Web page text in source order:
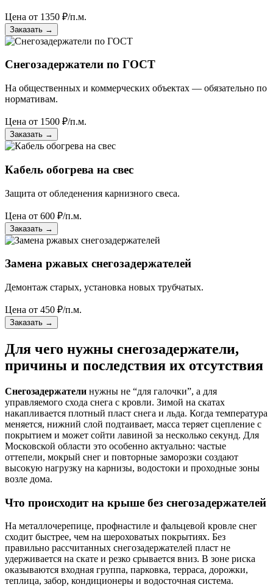
Цена от 1350 ₽/п.м.
Заказать →
Снегозадержатели по ГОСТ
На общественных и коммерческих объектах — обязательно по
нормативам.
Цена от 1500 ₽/п.м.
Заказать →
Кабель обогрева на свес
Защита от обледенения карнизного свеса.
Цена от 600 ₽/п.м.
Заказать →
Замена ржавых снегозадержателей
Демонтаж старых, установка новых трубчатых.
Цена от 450 ₽/п.м.
Заказать →
Для чего нужны снегозадержатели,
причины и последствия их отсутствия
Снегозадержатели нужны не “для галочки”, а для
управляемого схода снега с кровли. Зимой на скатах
накапливается плотный пласт снега и льда. Когда температура
меняется, нижний слой подтаивает, масса теряет сцепление с
покрытием и может сойти лавиной за несколько секунд. Для
Московской области это особенно актуально: частые
оттепели, мокрый снег и повторные заморозки создают
высокую нагрузку на карнизы, водостоки и проходные зоны
возле дома.
Что происходит на крыше без снегозадержателей
На металлочерепице, профнастиле и фальцевой кровле снег
сходит быстрее, чем на шероховатых покрытиях. Без
правильно рассчитанных снегозадержателей пласт не
удерживается на скате и резко срывается вниз. В зоне риска
оказываются входная группа, парковка, терраса, дорожки,
теплица, забор, кондиционеры и водосточная система.